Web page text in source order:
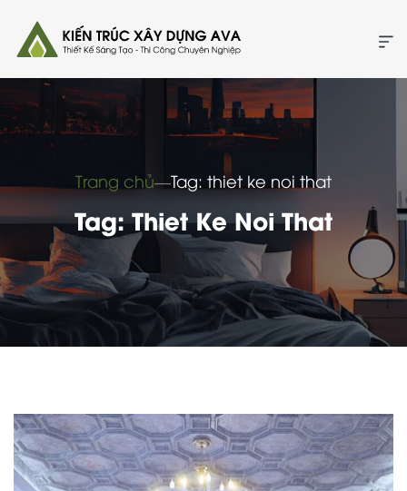
Trang chủ―Tag: thiet ke noi that
Tag: Thiet Ke Noi That